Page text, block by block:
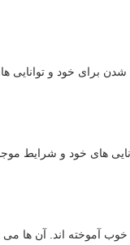
شدن برای خود و
های خود و شرایط
خوب آموخته اند. آن